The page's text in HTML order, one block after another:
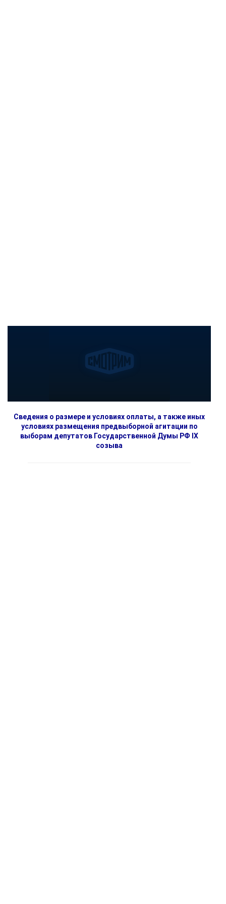
Сведения о размере и условиях оплаты, а также иных
условиях размещения предвыборной агитации по
выборам депутатов Государственной Думы РФ IX
созыва